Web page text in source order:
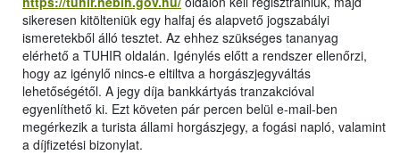
sikeresen kitölteniük egy halfaj és alapvető jogszabályi
ismeretekből álló tesztet. Az ehhez szükséges tananyag
elérhető a TUHIR oldalán. Igénylés előtt a rendszer ellenőrzi,
hogy az igénylő nincs-e eltiltva a horgászjegyváltás
lehetőségétől. A jegy díja bankkártyás tranzakcióval
egyenlíthető ki. Ezt követen pár percen belül e-mail-ben
megérkezik a turista állami horgászjegy, a fogási napló, valamint
a díjfizetési bizonylat.